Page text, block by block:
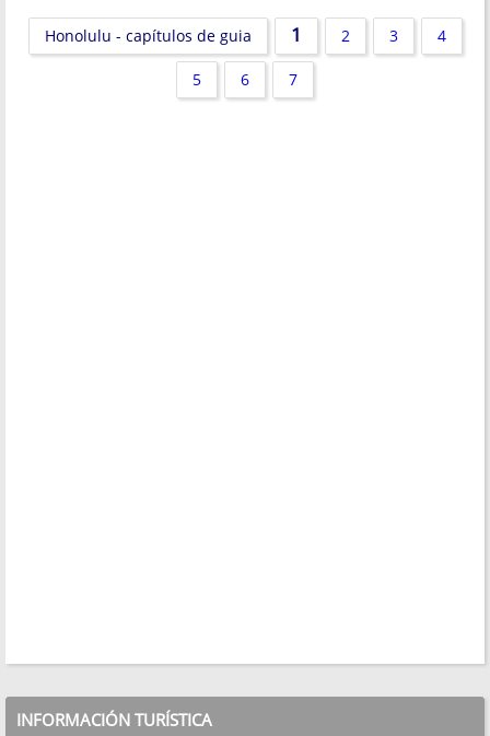
Honolulu - capítulos de guia 1 2 3 4
5 6 7
INFORMACIÓN TURÍSTICA